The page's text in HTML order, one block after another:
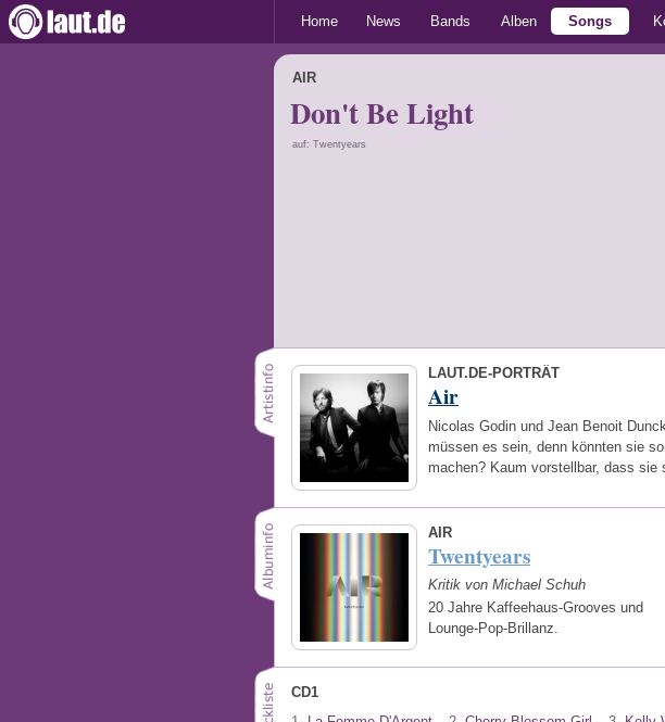
Home News Bands Alben Songs
AIR
Don't Be Light
auf: Twentyears
LAUT.DE-PORTRÄT
Air
Nicolas Godin und Jean Benoit
müssen es sein, denn könnten sie
machen? Kaum vorstellbar, dass
AIR
Twentyears
Kritik von Michael Schuh
20 Jahre Kaffeehaus-Grooves und
Lounge-Pop-Brillanz.
CD1